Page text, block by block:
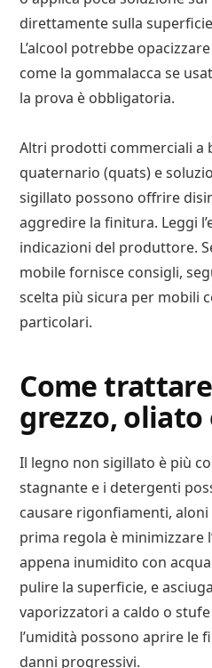
direttamente sulla
L’alcool potrebbe
come la gommalacca se
la prova è obbligatoria.
Altri prodotti commerciali a
quaternario (quats) e
sigillato possono offrire
aggredire la finitura. Leggi
indicazioni del produttore.
mobile fornisce consigli,
scelta più sicura per mobili
particolari.
Come
grezzo, oliato
Il legno non sigillato è più
stagnante e i detergenti
causare rigonfiamenti, aloni
prima regola è minimizzare
appena inumidito con
pulire la superficie, e
vaporizzatori a caldo o
l’umidità possono aprire le
danni progressivi.